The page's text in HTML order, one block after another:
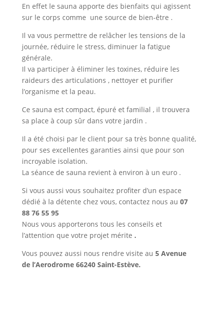
En effet le sauna apporte des bienfaits qui agissent
sur le corps comme une source de bien-être .
Il va vous permettre de relâcher les tensions de la
journée, réduire le stress, diminuer la fatigue
générale.
Il va participer à éliminer les toxines, réduire les
raideurs des articulations , nettoyer et purifier
l’organisme et la peau.
Ce sauna est compact, épuré et familial , il trouvera
sa place à coup sûr dans votre jardin .
Il a été choisi par le client pour sa très bonne qualité,
pour ses excellentes garanties ainsi que pour son
incroyable isolation.
La séance de sauna revient à environ à un euro .
Si vous aussi vous souhaitez profiter d’un espace
dédié à la détente chez vous, contactez nous au 07
88 76 55 95
Nous vous apporterons tous les conseils et
l’attention que votre projet mérite .
Vous pouvez aussi nous rendre visite au 5 Avenue
de l’Aerodrome 66240 Saint-Estève.